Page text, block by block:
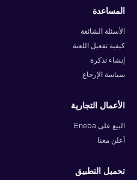
المساعدة
الأسئلة الشائعة
كيفية تفعيل اللعبة
إنشاء تذكرة
سياسة الإرجاع
الأعمال التجارية
البيع على Eneba
أعلن معنا
تحميل التطبيق